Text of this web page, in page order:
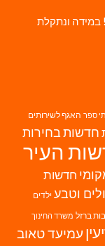
ונתקלת
ספר האגף לשירותים
חדשות בחירות
העיר
חדשות
וטבע ילדים
ברזל משרד החינוך
עמיעד טאוב